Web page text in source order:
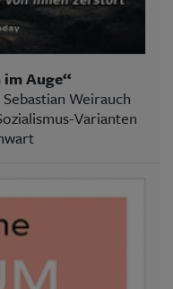
im Auge“
Weirauch
Varianten